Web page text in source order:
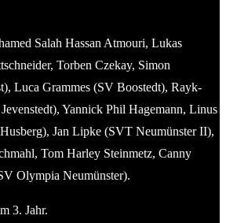
Salah Hassan Atmouri, Lukas
Torben Czekay, Simon
Luca Grammes (SV Boostedt), Rayk-
Yannick Phil Hagemann, Linus
Jan Lipke (SVT Neumünster II),
Tom Harley Steinmetz, Canny
Olympia Neumünster).
3. Jahr.